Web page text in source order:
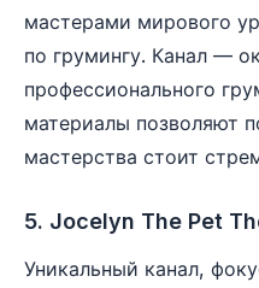
мастерами мирового
по грумингу. Канал —
профессионального
материалы позволяют
мастерства стоит
5. Jocelyn The Pet
Уникальный канал,